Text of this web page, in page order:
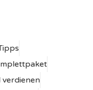
verdienen